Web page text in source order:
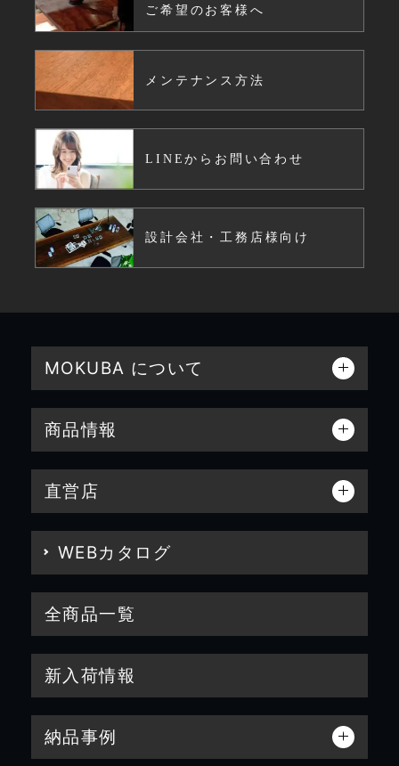
ご希望のお客様へ
メンテナンス方法
LINEからお問い合わせ
設計会社・工務店様向け
MOKUBA について
商品情報
直営店
WEBカタログ
全商品一覧
新入荷情報
納品事例